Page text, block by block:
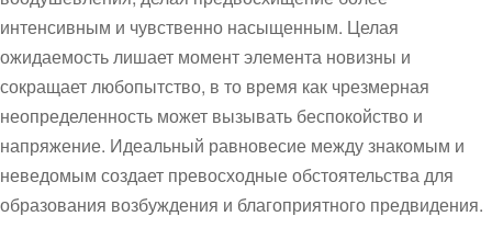
интенсивным и чувственно насыщенным. Целая
ожидаемость лишает момент элемента новизны и
сокращает любопытство, в то время как чрезмерная
неопределенность может вызывать беспокойство и
напряжение. Идеальный равновесие между знакомым и
неведомым создает превосходные обстоятельства для
образования возбуждения и благоприятного предвидения.